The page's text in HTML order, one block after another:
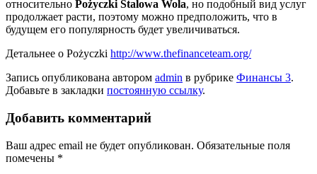
относительно Pożyczki Stalowa Wola, но подобный вид услуг
продолжает расти, поэтому можно предположить, что в
будущем его популярность будет увеличиваться.
Детальнее о Pożyczki http://www.thefinanceteam.org/
Запись опубликована автором admin в рубрике Финансы 3.
Добавьте в закладки постоянную ссылку.
Добавить комментарий
Ваш адрес email не будет опубликован. Обязательные поля
помечены *